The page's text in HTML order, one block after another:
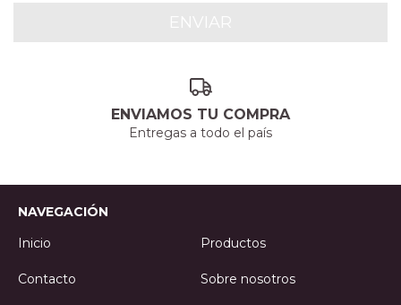
ENVIAMOS TU COMPRA
Entregas a todo el país
NAVEGACIÓN
Inicio
Productos
Contacto Sobre nosotros